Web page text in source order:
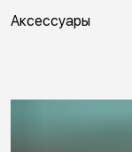
Аксессуары